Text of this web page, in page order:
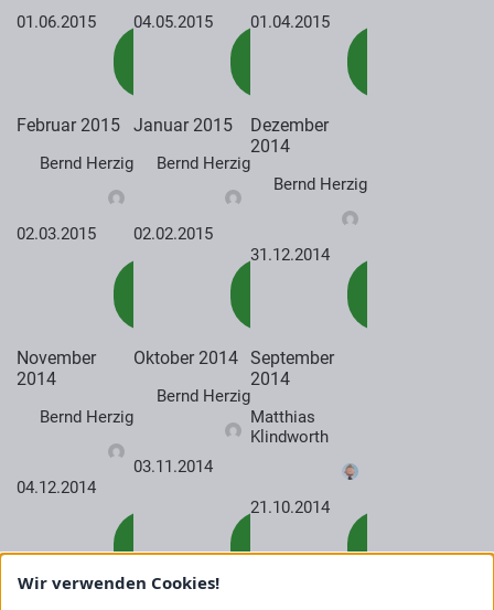
01.06.2015
04.05.2015
01.04.2015
Februar 2015
Bernd Herzig
02.03.2015
Januar 2015
Bernd Herzig
02.02.2015
Dezember
2014
Bernd Herzig
31.12.2014
November
2014
Bernd Herzig
04.12.2014
lesen
Oktober 2014
Bernd Herzig
03.11.2014
lesen
September
2014
Matthias
Klindworth
21.10.2014
lesen
Wir verwenden Cookies!